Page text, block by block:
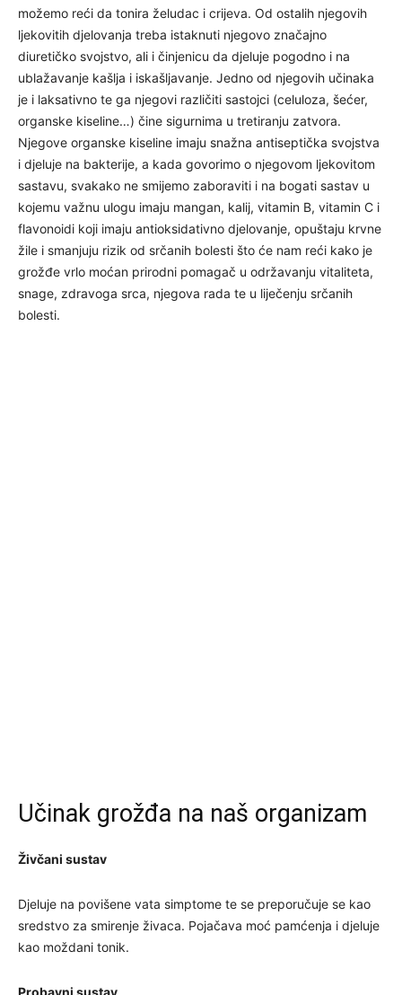
možemo reći da tonira želudac i crijeva. Od ostalih njegovih
ljekovitih djelovanja treba istaknuti njegovo značajno
diuretičko svojstvo, ali i činjenicu da djeluje pogodno i na
ublažavanje kašlja i iskašljavanje. Jedno od njegovih učinaka
je i laksativno te ga njegovi različiti sastojci (celuloza, šećer,
organske kiseline…) čine sigurnima u tretiranju zatvora.
Njegove organske kiseline imaju snažna antiseptička svojstva
i djeluje na bakterije, a kada govorimo o njegovom ljekovitom
sastavu, svakako ne smijemo zaboraviti i na bogati sastav u
kojemu važnu ulogu imaju mangan, kalij, vitamin B, vitamin C i
flavonoidi koji imaju antioksidativno djelovanje, opuštaju krvne
žile i smanjuju rizik od srčanih bolesti što će nam reći kako je
grožđe vrlo moćan prirodni pomagač u održavanju vitaliteta,
snage, zdravoga srca, njegova rada te u liječenju srčanih
bolesti.
Učinak grožđa na naš organizam
Živčani sustav
Djeluje na povišene vata simptome te se preporučuje se kao
sredstvo za smirenje živaca. Pojačava moć pamćenja i djeluje
kao moždani tonik.
Probavni sustav